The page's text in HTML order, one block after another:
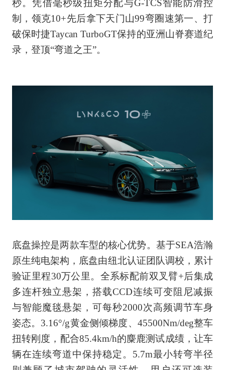
秒。凭借毫秒级扭矩分配与G-TCS智能防滑控
制，领克10+先后拿下天门山99弯圈速第一、打
破保时捷Taycan TurboGT保持的亚洲山脊赛道纪
录，登顶“弯道之王”。
底盘操控是两款车型的核心优势。基于SEA浩瀚
原生纯电架构，底盘由纽北认证团队调校，累计
验证里程30万公里。全系标配前双叉臂+后集成
多连杆独立悬架，搭载CCD连续可变阻尼减振
与智能魔毯悬架，可每秒2000次高频调节车身
姿态。3.16°/g黄金侧倾梯度、45500Nm/deg整车
扭转刚度，配合85.4km/h的麋鹿测试成绩，让车
辆在连续弯道中保持稳定。5.7m最小转弯半径